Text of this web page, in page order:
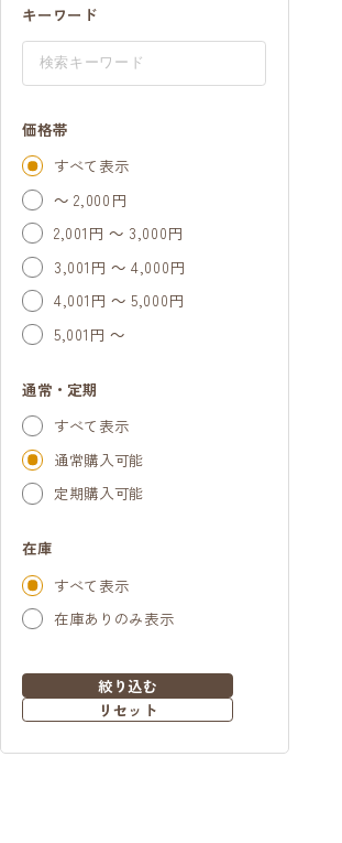
キーワード
価格帯
すべて表示
～ 2,000円
2,001円 ～ 3,000円
3,001円 ～ 4,000円
4,001円 ～ 5,000円
5,001円 ～
通常・定期
すべて表示
通常購入可能
定期購入可能
在庫
すべて表示
在庫ありのみ表示
絞り込む
リセット